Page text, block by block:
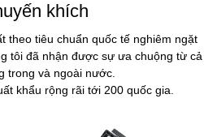
khích
theo tiêu chuẩn quốc tế nghiêm ngặt
tôi đã nhận được sự ưa chuộng từ cả
trong và ngoài nước.
khẩu rộng rãi tới 200 quốc gia.